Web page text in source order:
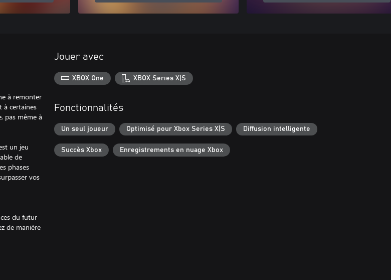
à remonter
à certaines
pas même à
un jeu
de
phases
vos
du futur
de manière
Jouer avec
XBOX One XBOX Series X|S
Fonctionnalités
Un seul joueur Optimisé pour Xbox Series X|S Diffusion intelligente
Succès Xbox Enregistrements en nuage Xbox